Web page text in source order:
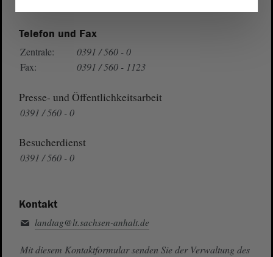
Telefon und Fax
Zentrale:
0391 / 560 - 0
Fax:
0391 / 560 - 1123
Presse- und Öffentlichkeitsarbeit
0391 / 560 - 0
Besucherdienst
0391 / 560 - 0
Kontakt
landtag@lt.sachsen-anhalt.de
Mit diesem Kontaktformular senden Sie der Verwaltung des